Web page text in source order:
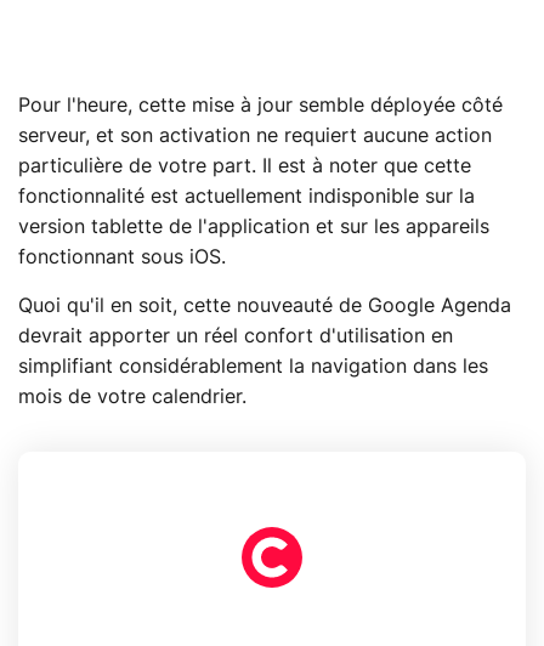
Pour l'heure, cette mise à jour semble déployée côté
serveur, et son activation ne requiert aucune action
particulière de votre part. Il est à noter que cette
fonctionnalité est actuellement indisponible sur la
version tablette de l'application et sur les appareils
fonctionnant sous iOS.
Quoi qu'il en soit, cette nouveauté de Google Agenda
devrait apporter un réel confort d'utilisation en
simplifiant considérablement la navigation dans les
mois de votre calendrier.